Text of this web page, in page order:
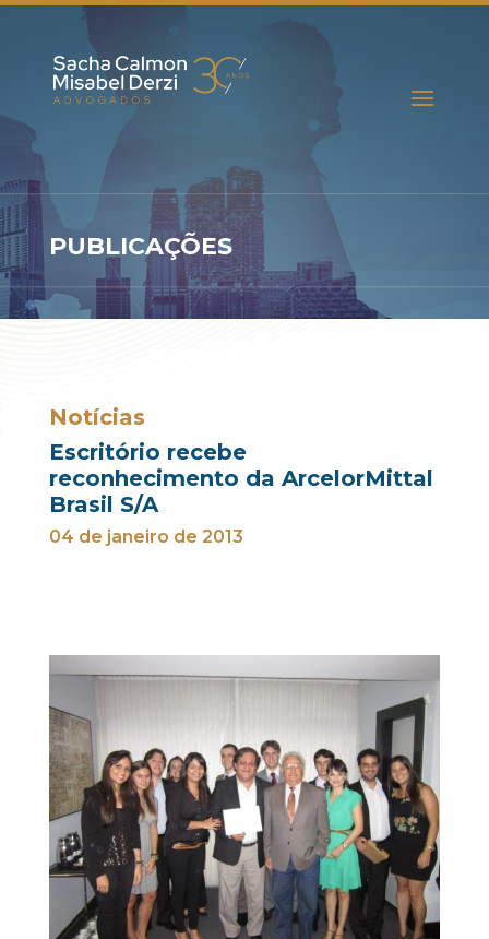
PUBLICAÇÕES
Notícias
Escritório recebe
reconhecimento da ArcelorMittal
Brasil S/A
04 de janeiro de 2013